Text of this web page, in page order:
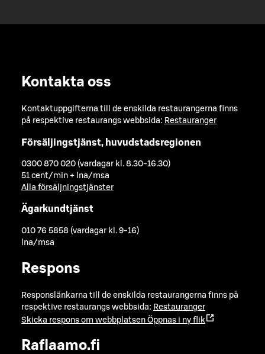
Kontakta oss
Kontaktuppgifterna till de enskilda restaurangerna finns
på respektive restaurangs webbsida: Restauranger
Försäljingstjänst, huvudstadsregionen
0300 870 020 (vardagar kl. 8.30-16.30)
51 cent/min + lna/msa
Alla försäljningstjänster
Ägarkundtjänst
010 76 5858 (vardagar kl. 9-16)
lna/msa
Respons
Responslänkarna till de enskilda restaurangerna finns på
respektive restaurangs webbsida: Restauranger
Skicka respons om webbplatsen Öppnas i ny flik
Raflaamo.fi